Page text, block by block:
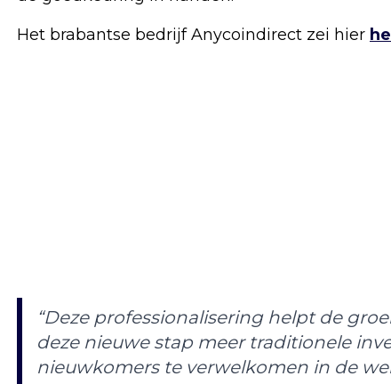
Het brabantse bedrijf Anycoindirect zei hier
“Deze professionalisering helpt de
deze nieuwe stap meer traditionele
nieuwkomers te verwelkomen in de